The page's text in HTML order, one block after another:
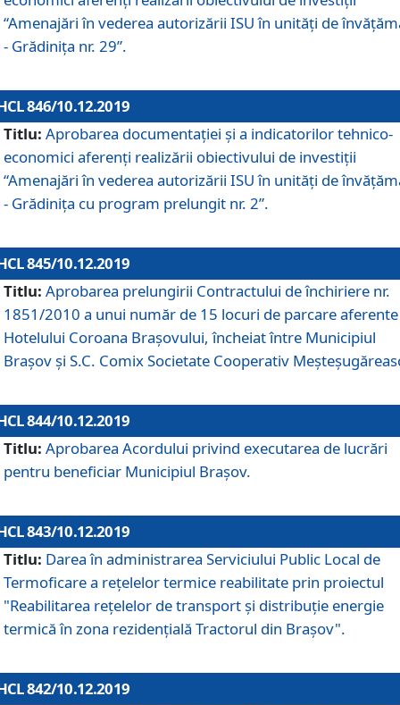
“Amenajări în vederea autorizării ISU în unități de
- Grădinița nr. 29”.
846/10.12.2019
Titlu: Aprobarea documentației și a indicatorilor tehnico-
economici aferenți realizării obiectivului de investiții
“Amenajări în vederea autorizării ISU în unități de
- Grădinița cu program prelungit nr. 2”.
845/10.12.2019
Titlu: Aprobarea prelungirii Contractului de închiriere nr.
1851/2010 a unui număr de 15 locuri de parcare aferente
Hotelului Coroana Brașovului, încheiat între Municipiul
Braşov şi S.C. Comix Societate Cooperativ
844/10.12.2019
Titlu: Aprobarea Acordului privind executarea de lucrări
pentru beneficiar Municipiul Brașov.
843/10.12.2019
Titlu: Darea în administrarea Serviciului Public Local de
Termoficare a rețelelor termice reabilitate prin proiectul
"Reabilitarea reţelelor de transport şi distribuţie energie
termică în zona rezidenţială Tractorul din Braşov".
842/10.12.2019